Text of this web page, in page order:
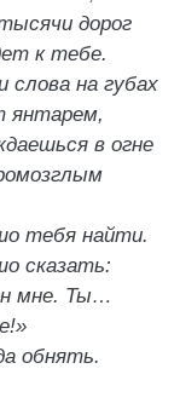
дорог
к тебе.
слова на губах
янтарем,
в огне
тебя найти.
сказать:
мне. Ты…
обнять.